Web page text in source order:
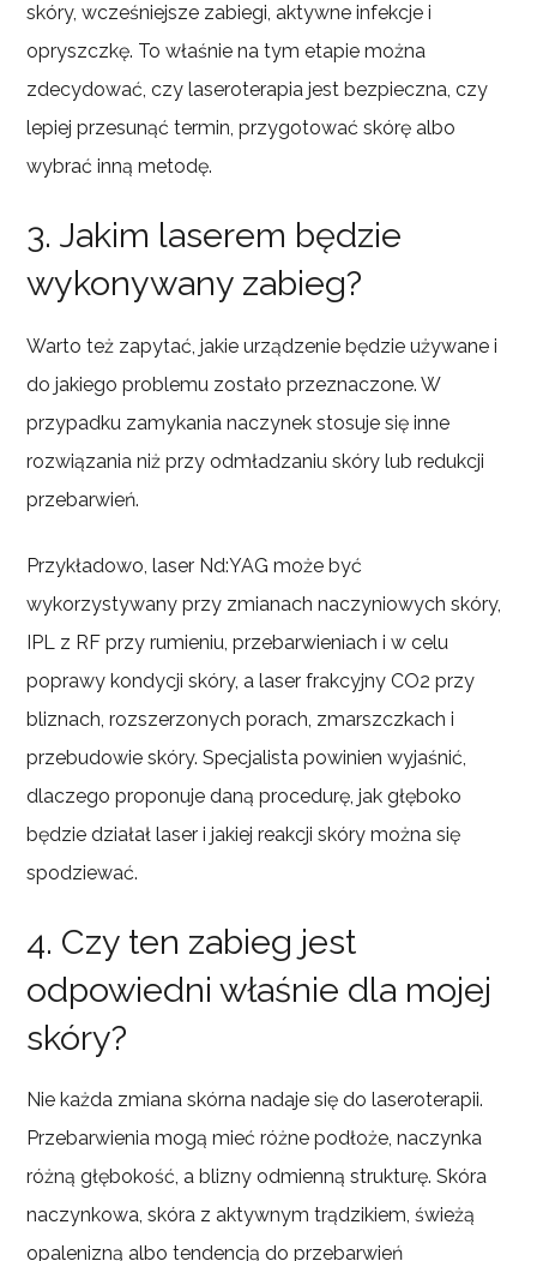
skóry, wcześniejsze zabiegi, aktywne infekcje i
opryszczkę. To właśnie na tym etapie można
zdecydować, czy laseroterapia jest bezpieczna, czy
lepiej przesunąć termin, przygotować skórę albo
wybrać inną metodę.
3. Jakim laserem będzie
wykonywany zabieg?
Warto też zapytać, jakie urządzenie będzie używane i
do jakiego problemu zostało przeznaczone. W
przypadku zamykania naczynek stosuje się inne
rozwiązania niż przy odmładzaniu skóry lub redukcji
przebarwień.
Przykładowo, laser Nd:YAG może być
wykorzystywany przy zmianach naczyniowych skóry,
IPL z RF przy rumieniu, przebarwieniach i w celu
poprawy kondycji skóry, a laser frakcyjny CO2 przy
bliznach, rozszerzonych porach, zmarszczkach i
przebudowie skóry. Specjalista powinien wyjaśnić,
dlaczego proponuje daną procedurę, jak głęboko
będzie działał laser i jakiej reakcji skóry można się
spodziewać.
4. Czy ten zabieg jest
odpowiedni właśnie dla mojej
skóry?
Nie każda zmiana skórna nadaje się do laseroterapii.
Przebarwienia mogą mieć różne podłoże, naczynka
różną głębokość, a blizny odmienną strukturę. Skóra
naczynkowa, skóra z aktywnym trądzikiem, świeżą
opalenizną albo tendencją do przebarwień